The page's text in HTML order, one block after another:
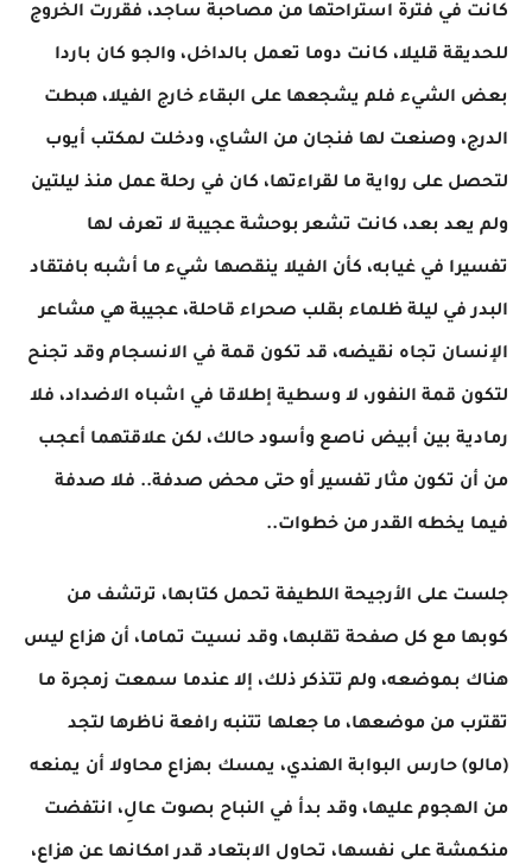
كانت في فترة استراحتها من مصاحبة ساجد، فقررت الخروج
للحديقة قليلا، كانت دوما تعمل بالداخل، والجو كان باردا
بعض الشيء فلم يشجعها على البقاء خارج الفيلا، هبطت
الدرج، وصنعت لها فنجان من الشاي، ودخلت لمكتب أيوب
لتحصل على رواية ما لقراءتها، كان في رحلة عمل منذ ليلتين
ولم يعد بعد، كانت تشعر بوحشة عجيبة لا تعرف لها
تفسيرا في غيابه، كأن الفيلا ينقصها شيء ما أشبه بافتقاد
البدر في ليلة ظلماء بقلب صحراء قاحلة، عجيبة هي مشاعر
الإنسان تجاه نقيضه، قد تكون قمة في الانسجام وقد تجنح
لتكون قمة النفور، لا وسطية إطلاقا في اشباه الاضداد، فلا
رمادية بين أبيض ناصع وأسود حالك، لكن علاقتهما أعجب
من أن تكون مثار تفسير أو حتى محض صدفة.. فلا صدفة
فيما يخطه القدر من خطوات..
جلست على الأرجيحة اللطيفة تحمل كتابها، ترتشف من
كوبها مع كل صفحة تقلبها، وقد نسيت تماما، أن هزاع ليس
هناك بموضعه، ولم تتذكر ذلك، إلا عندما سمعت زمجرة ما
تقترب من موضعها، ما جعلها تتنبه رافعة ناظرها لتجد
(مالو) حارس البوابة الهندي، يمسك بهزاع محاولا أن يمنعه
من الهجوم عليها، وقد بدأ في النباح بصوت عالِ، انتفضت
منكمشة على نفسها، تحاول الابتعاد قدر امكانها عن هزاع،